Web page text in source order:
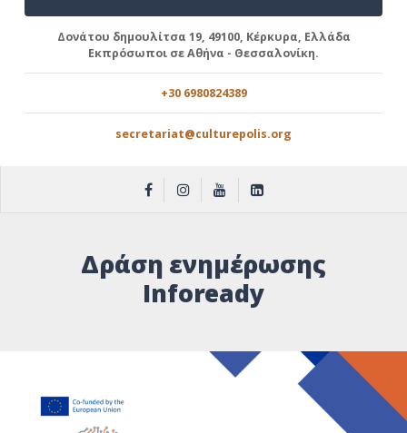
Δονάτου δημουλίτσα 19, 49100, Κέρκυρα, Ελλάδα
Εκπρόσωποι σε Αθήνα - Θεσσαλονίκη.
+30 6980824389
secretariat@culturepolis.org
Δράση ενημέρωσης
Infoready